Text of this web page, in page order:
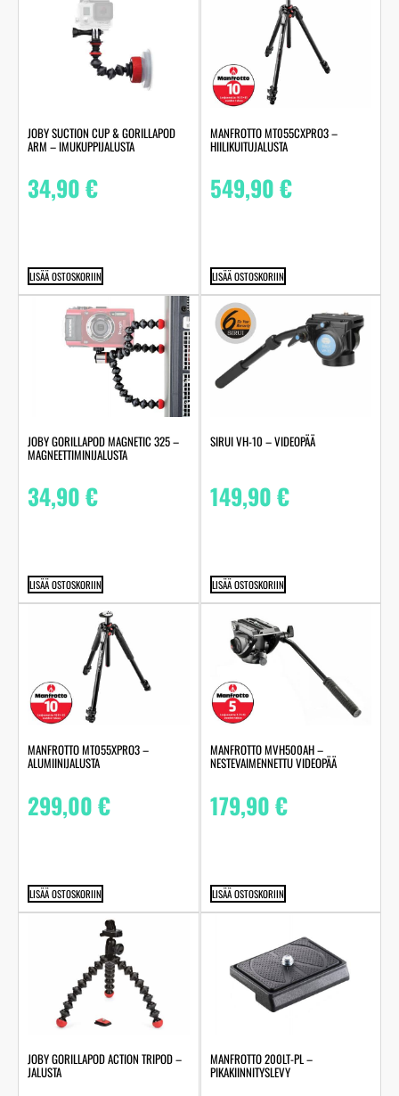
JOBY SUCTION CUP & GORILLAPOD
ARM – IMUKUPPIJALUSTA
34,90€
LISÄÄ OSTOSKORIIN
MANFROTTO MT055CXPRO3 –
HIILIKUITUJALUSTA
549,90€
LISÄÄ OSTOSKORIIN
JOBY GORILLAPOD MAGNETIC 325 –
MAGNEETTIMINIJALUSTA
34,90€
LISÄÄ OSTOSKORIIN
SIRUI VH-10 – VIDEOPÄÄ
149,90€
LISÄÄ OSTOSKORIIN
MANFROTTO MT055XPRO3 –
ALUMIINIJALUSTA
299,00€
LISÄÄ OSTOSKORIIN
MANFROTTO MVH500AH –
NESTEVAIMENNETTU VIDEOPÄÄ
179,90€
LISÄÄ OSTOSKORIIN
JOBY GORILLAPOD ACTION TRIPOD –
JALUSTA
MANFROTTO 200LT-PL –
PIKAKIINNITYSLEVY